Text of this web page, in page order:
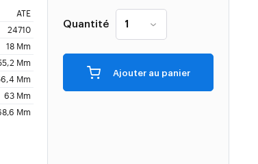
ATE
24710
18 Mm
Mm
Mm
63 Mm
Mm
Quantité
Ajouter au panier